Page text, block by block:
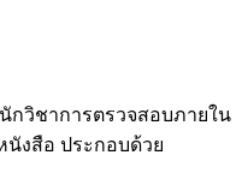
กวิชาการตรวจสอบภายใน
นังสือ ประกอบด้วย